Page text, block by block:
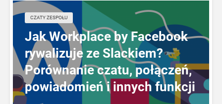
CZATY ZESPOŁU
Jak Workplace by Facebook
rywalizuje ze Slackiem?
Porównanie czatu, połączeń,
powiadomień i innych funkcji